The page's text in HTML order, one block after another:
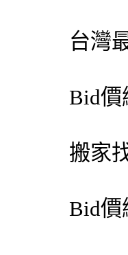
台灣
Bid價
搬家
Bid價